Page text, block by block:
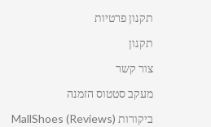
תקנון פרטיות
תקנון
צור קשר
מעקב סטטוס הזמנה
ביקורות MallShoes (Reviews)